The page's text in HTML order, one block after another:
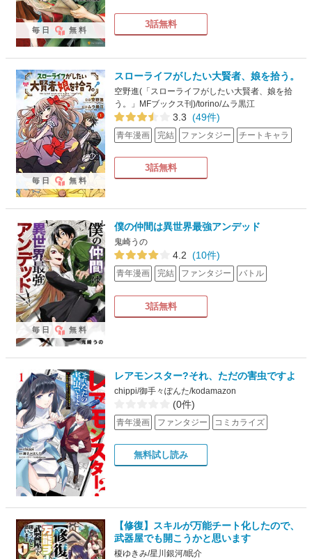
3話無料
毎日 無料
スローライフがしたい大賢者、娘を拾う。
空野進(「スローライフがしたい大賢者、娘を拾
う。」MFブックス刊)/torino/ムラ黒江
3.3 (49件)
青年漫画 完結 ファンタジー チートキャラ
3話無料
毎日 無料
僕の仲間は異世界最強アンデッド
鬼崎うの
4.2 (10件)
青年漫画 完結 ファンタジー バトル
3話無料
毎日 無料
レアモンスター?それ、ただの害虫ですよ
chippi/御手々ぽんた/kodamazon
(0件)
青年漫画 ファンタジー コミカライズ
無料試し読み
【修復】スキルが万能チート化したので、
武器屋でも開こうかと思います
榎ゆきみ/星川銀河/眠介